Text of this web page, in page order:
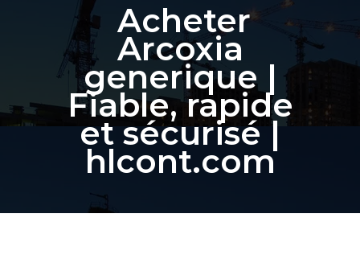
Acheter
Arcoxia
generique |
Fiable, rapide
et sécurisé |
hlcont.com